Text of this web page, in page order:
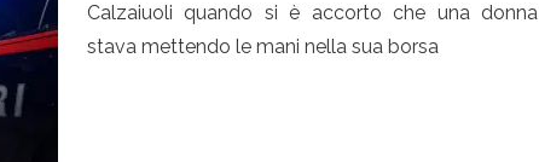
Calzaiuoli quando si è accorto che una donna
stava mettendo le mani nella sua borsa